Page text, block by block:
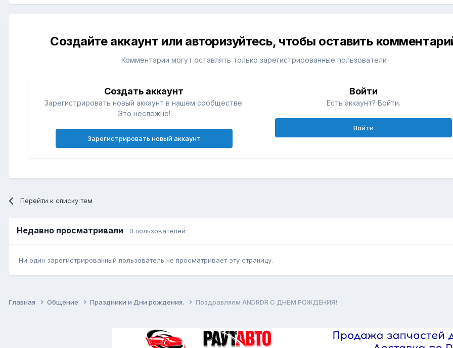
Создайте аккаунт или авторизуйтесь, чтобы оставить
Комментарии могут оставлять только зарегистрированные пользователи
Создать аккаунт
Зарегистрировать новый аккаунт в нашем сообществе.
Это несложно!
Зарегистрировать новый аккаунт
Войти
Есть аккаунт? Войти.
Войти
Перейти к списку тем
Недавно просматривали 0 пользователей
Ни один зарегистрированный пользователь не просматривает эту страницу.
Главная Общение Праздники и Дни рождения. Поздравляем ANDRDR С ДНЁМ РОЖДЕНИЯ!